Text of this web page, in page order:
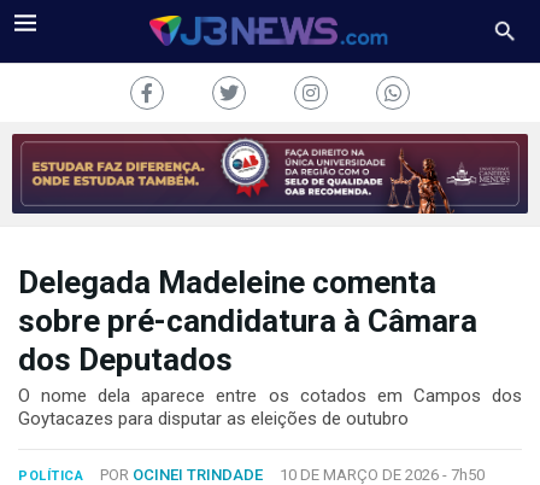
J3NEWS
COLUNAS
Delegada Madeleine comenta
sobre pré-candidatura à Câmara
dos Deputados
O nome dela aparece entre os cotados em Campos dos
Goytacazes para disputar as eleições de outubro
POLÍTICA POR OCINEI TRINDADE 10 DE MARÇO DE 2026 - 7h50